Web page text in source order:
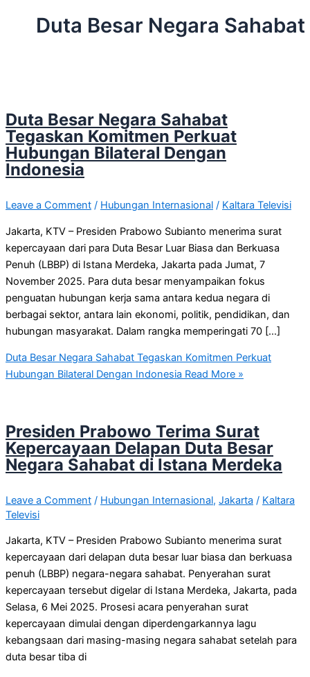
Duta Besar Negara Sahabat
Duta Besar Negara Sahabat
Tegaskan Komitmen Perkuat
Hubungan Bilateral Dengan
Indonesia
Leave a Comment / Hubungan Internasional / Kaltara Televisi
Jakarta, KTV – Presiden Prabowo Subianto menerima surat
kepercayaan dari para Duta Besar Luar Biasa dan Berkuasa
Penuh (LBBP) di Istana Merdeka, Jakarta pada Jumat, 7
November 2025. Para duta besar menyampaikan fokus
penguatan hubungan kerja sama antara kedua negara di
berbagai sektor, antara lain ekonomi, politik, pendidikan, dan
hubungan masyarakat. Dalam rangka memperingati 70 […]
Duta Besar Negara Sahabat Tegaskan Komitmen Perkuat
Hubungan Bilateral Dengan Indonesia Read More »
Presiden Prabowo Terima Surat
Kepercayaan Delapan Duta Besar
Negara Sahabat di Istana Merdeka
Leave a Comment / Hubungan Internasional, Jakarta / Kaltara
Televisi
Jakarta, KTV – Presiden Prabowo Subianto menerima surat
kepercayaan dari delapan duta besar luar biasa dan berkuasa
penuh (LBBP) negara-negara sahabat. Penyerahan surat
kepercayaan tersebut digelar di Istana Merdeka, Jakarta, pada
Selasa, 6 Mei 2025. Prosesi acara penyerahan surat
kepercayaan dimulai dengan diperdengarkannya lagu
kebangsaan dari masing-masing negara sahabat setelah para
duta besar tiba di